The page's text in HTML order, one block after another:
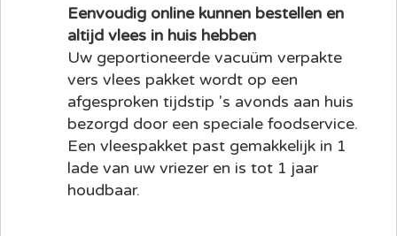
Eenvoudig online kunnen bestellen en
altijd vlees in huis hebben
Uw geportioneerde vacuüm verpakte
vers vlees pakket wordt op een
afgesproken tijdstip 's avonds aan huis
bezorgd door een speciale foodservice.
Een vleespakket past gemakkelijk in 1
lade van uw vriezer en is tot 1 jaar
houdbaar.